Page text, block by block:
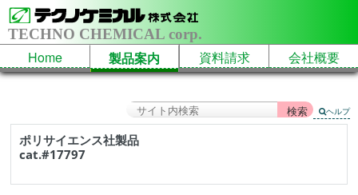
TECHNO CHEMICAL corp.
Home 製品案内 資料請求 会社概要
ヘルプ
ポリサイエンス社製品
cat.#17797